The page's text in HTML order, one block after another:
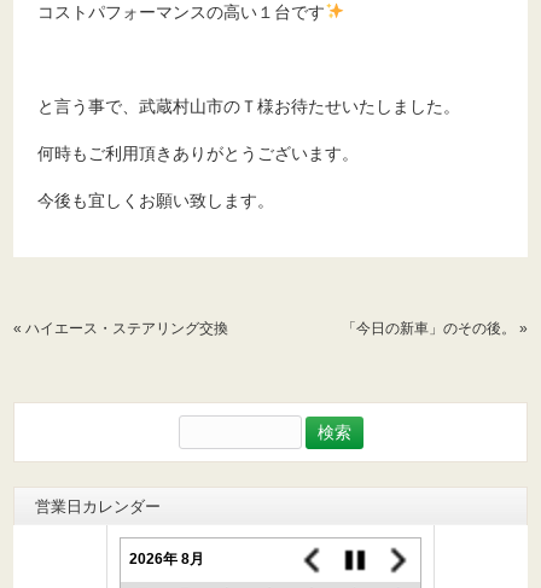
コストパフォーマンスの高い１台です
と言う事で、武蔵村山市のＴ様お待たせいたしました。
何時もご利用頂きありがとうございます。
今後も宜しくお願い致します。
«ハイエース・ステアリング交換 「今日の新車」のその後。 »
索:
営業日カレンダー
2026年 8月